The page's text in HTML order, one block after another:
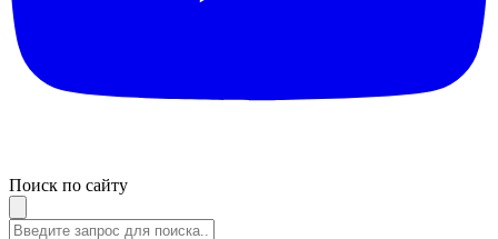
Поиск по сайту